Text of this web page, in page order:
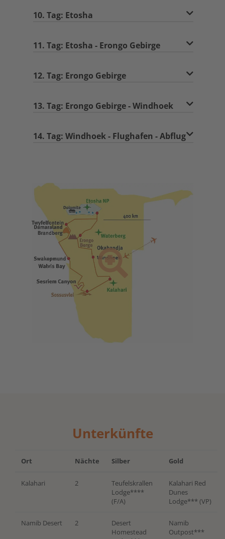
10. Tag: Etosha
11. Tag: Etosha - Erongo Gebirge
12. Tag: Erongo Gebirge
13. Tag: Erongo Gebirge - Windhoek
14. Tag: Windhoek - Flughafen - Abflug
Unterkünfte
Ort Nächte Silber Gold
Kalahari 2
Teufelskrallen
Lodge****
(F/A)
Kalahari Red
Dunes
Lodge*** (VP)
Namib Desert 2
Desert
Homestead
Namib
Outpost***